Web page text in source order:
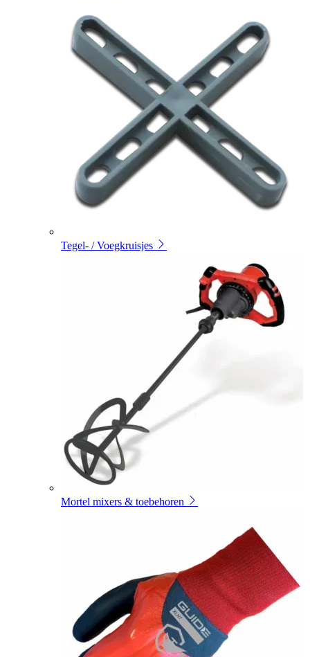
Tegel- / Voegkruisjes
Mortel mixers & toebehoren